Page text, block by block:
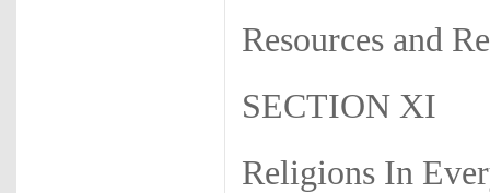
Resources and
SECTION XI
Religions In